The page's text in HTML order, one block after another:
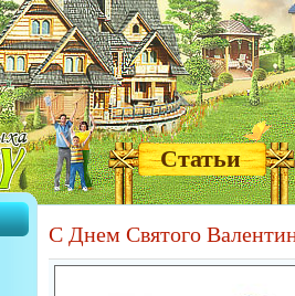
Статьи
С Днем Святого